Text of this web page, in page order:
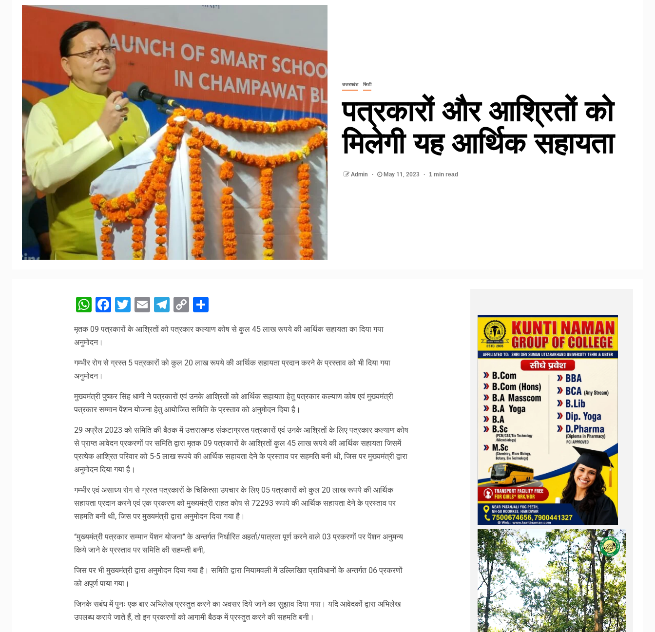
उत्तराखंड सिटी
पत्रकारों और आश्रितों को
मिलेगी यह आर्थिक सहायता
Admin May 11, 2023 1 min read
WhatsApp
Facebook
Twitter
EmailTelegram
CopyShare
मृतक 09 पत्रकारों के आश्रितों को पत्रकार कल्याण कोष से कुल 45 लाख रूपये की आर्थिक सहायता का दिया गया
अनुमोदन।
गम्भीर रोग से ग्रस्त 5 पत्रकारों को कुल 20 लाख रूपये की आर्थिक सहायता प्रदान करने के प्रस्ताव को भी दिया गया
अनुमोदन।
मुख्यमंत्री पुष्कर सिंह धामी ने पत्रकारों एवं उनके आश्रितों को आर्थिक सहायता हेतु पत्रकार कल्याण कोष एवं मुख्यमंत्री
पत्रकार सम्मान पेंशन योजना हेतु आयोजित समिति के प्रस्ताव को अनुमोदन दिया है।
29 अप्रैल 2023 को समिति की बैठक में उत्तराखण्ड संकटाग्रस्त पत्रकारों एवं उनके आश्रितों के लिए पत्रकार कल्याण कोष
से प्राप्त आवेदन प्रकरणों पर समिति द्वारा मृतक 09 पत्रकारों के आश्रितों कुल 45 लाख रूपये की आर्थिक सहायता जिसमें
प्रत्येक आश्रित परिवार को 5-5 लाख रूपये की आर्थिक सहायता देने के प्रस्ताव पर सहमति बनी थी, जिस पर मुख्यमंत्री द्वारा
अनुमोदन दिया गया है।
गम्भीर एवं असाध्य रोग से ग्रस्त पत्रकारों के चिकित्सा उपचार के लिए 05 पत्रकारों को कुल 20 लाख रूपये की आर्थिक
सहायता प्रदान करने एवं एक प्रकरण को मुख्यमंत्री राहत कोष से 72293 रूपये की आर्थिक सहायता देने के प्रस्ताव पर
सहमति बनी थी, जिस पर मुख्यमंत्री द्वारा अनुमोदन दिया गया है।
‘‘मुख्यमंत्री पत्रकार सम्मान पेंशन योजना’’ के अन्तर्गत निर्धारित अहर्ता/पात्रता पूर्ण करने वाले 03 प्रकरणों पर पेंशन अनुमन्य
किये जाने के प्रस्ताव पर समिति की सहमती बनी,
जिस पर भी मुख्यमंत्री द्वारा अनुमोदन दिया गया है। समिति द्वारा नियामवली में उल्लिखित प्राविधानों के अन्तर्गत 06 प्रकरणों
को अपूर्ण पाया गया।
जिनके सबंध में पुनः एक बार अभिलेख प्रस्तुत करने का अवसर दिये जाने का सुझाव दिया गया। यदि आवेदकों द्वारा अभिलेख
उपलब्ध कराये जाते हैं, तो इन प्रकरणों को आगामी बैठक में प्रस्तुत करने की सहमति बनी।